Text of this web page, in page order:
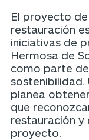
El proyecto
restauración
iniciativas de
Hermosa de
como parte
sostenibilidad.
planea
que
restauración
proyecto.